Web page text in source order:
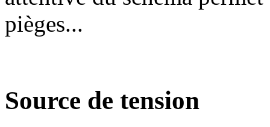
pièges...
Source de tension